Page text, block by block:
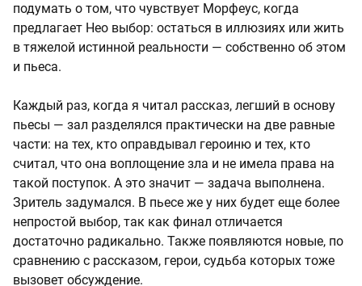
подумать о том, что чувствует Морфеус, когда
предлагает Нео выбор: остаться в иллюзиях или жить
в тяжелой истинной реальности — собственно об этом
и пьеса.
Каждый раз, когда я читал рассказ, легший в основу
пьесы — зал разделялся практически на две равные
части: на тех, кто оправдывал героиню и тех, кто
считал, что она воплощение зла и не имела права на
такой поступок. А это значит — задача выполнена.
Зритель задумался. В пьесе же у них будет еще более
непростой выбор, так как финал отличается
достаточно радикально. Также появляются новые, по
сравнению с рассказом, герои, судьба которых тоже
вызовет обсуждение.